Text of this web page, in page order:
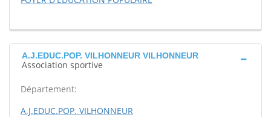
A.J.EDUC.POP. VILHONNEUR VILHONNEUR
Association sportive
Département:
A.J.EDUC.POP. VILHONNEUR